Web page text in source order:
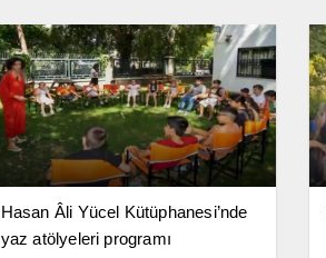
Hasan Âli Yücel Kütüphanesi’nde
yaz atölyeleri programı